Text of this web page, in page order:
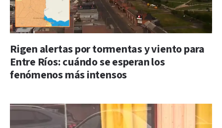
Rigen alertas por tormentas y viento para
Entre Ríos: cuándo se esperan los
fenómenos más intensos